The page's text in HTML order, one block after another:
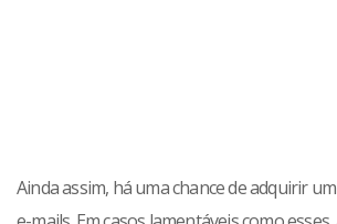
Ainda assim, há uma chance de adquirir